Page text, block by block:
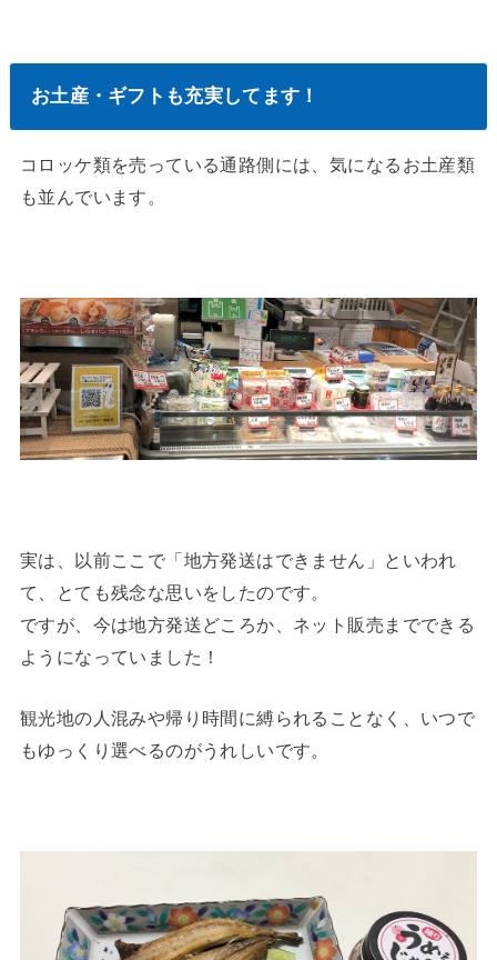
お土産・ギフトも充実してます！
コロッケ類を売っている通路側には、気になるお土産類
も並んでいます。
実は、以前ここで「地方発送はできません」といわれ
て、とても残念な思いをしたのです。
ですが、今は地方発送どころか、ネット販売までできる
ようになっていました！
観光地の人混みや帰り時間に縛られることなく、いつで
もゆっくり選べるのがうれしいです。